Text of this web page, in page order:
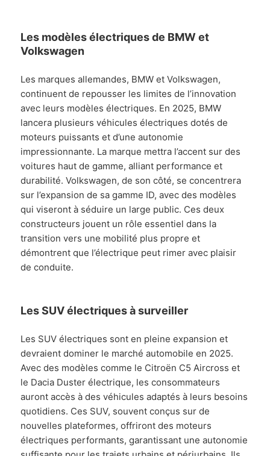
Les modèles électriques de BMW et
Volkswagen
Les marques allemandes, BMW et Volkswagen,
continuent de repousser les limites de l’innovation
avec leurs modèles électriques. En 2025, BMW
lancera plusieurs véhicules électriques dotés de
moteurs puissants et d’une autonomie
impressionnante. La marque mettra l’accent sur des
voitures haut de gamme, alliant performance et
durabilité. Volkswagen, de son côté, se concentrera
sur l’expansion de sa gamme ID, avec des modèles
qui viseront à séduire un large public. Ces deux
constructeurs jouent un rôle essentiel dans la
transition vers une mobilité plus propre et
démontrent que l’électrique peut rimer avec plaisir
de conduite.
Les SUV électriques à surveiller
Les SUV électriques sont en pleine expansion et
devraient dominer le marché automobile en 2025.
Avec des modèles comme le Citroën C5 Aircross et
le Dacia Duster électrique, les consommateurs
auront accès à des véhicules adaptés à leurs besoins
quotidiens. Ces SUV, souvent conçus sur de
nouvelles plateformes, offriront des moteurs
électriques performants, garantissant une autonomie